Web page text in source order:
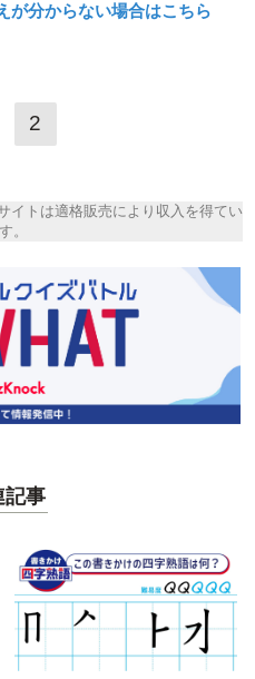
が分からない場合はこちら
2
イトは適格販売により収入を得てい
。
記事